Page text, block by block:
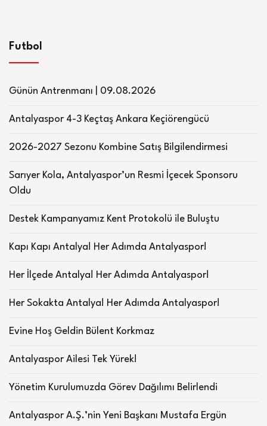
Futbol
Günün Antrenmanı | 09.08.2026
Antalyaspor 4-3 Keçtaş Ankara Keçiörengücü
2026-2027 Sezonu Kombine Satış Bilgilendirmesi
Sarıyer Kola, Antalyaspor’un Resmi İçecek Sponsoru
Oldu
Destek Kampanyamız Kent Protokolü ile Buluştu
Kapı Kapı Antalya! Her Adımda Antalyaspor!
Her İlçede Antalya! Her Adımda Antalyaspor!
Her Sokakta Antalya! Her Adımda Antalyaspor!
Evine Hoş Geldin Bülent Korkmaz
Antalyaspor Ailesi Tek Yürek!
Yönetim Kurulumuzda Görev Dağılımı Belirlendi
Antalyaspor A.Ş.’nin Yeni Başkanı Mustafa Ergün